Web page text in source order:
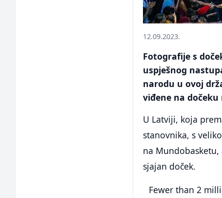
12.09.2023.
Fotografije s
uspješnog
narodu u ovoj
viđene na
U Latviji, koja
stanovnika, s
na
sjajan doček.
Fewer than 2